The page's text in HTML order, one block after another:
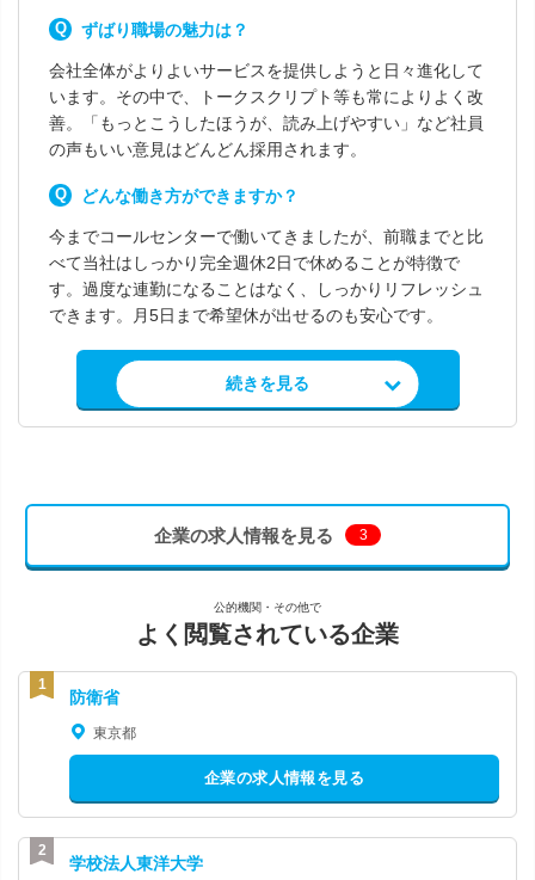
ずばり職場の魅力は？
会社全体がよりよいサービスを提供しようと日々進化して
います。その中で、トークスクリプト等も常によりよく改
善。「もっとこうしたほうが、読み上げやすい」など社員
の声もいい意見はどんどん採用されます。
どんな働き方ができますか？
今までコールセンターで働いてきましたが、前職までと比
べて当社はしっかり完全週休2日で休めることが特徴で
す。過度な連勤になることはなく、しっかりリフレッシュ
できます。月5日まで希望休が出せるのも安心です。
求人情報を見る
続きを見る
企業の求人情報を見る 3
公的機関・その他で
よく閲覧されている企業
防衛省
東京都
企業の求人情報を見る
学校法人東洋大学